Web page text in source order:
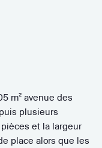
m² avenue des
plusieurs
et la largeur
place alors que les